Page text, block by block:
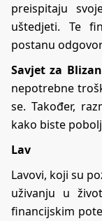
preispitaju
uštedjeti. Te
postanu
Savjet za
nepotrebne
se. Također,
kako biste
Lav
Lavovi, koji su
uživanju u
financijskim